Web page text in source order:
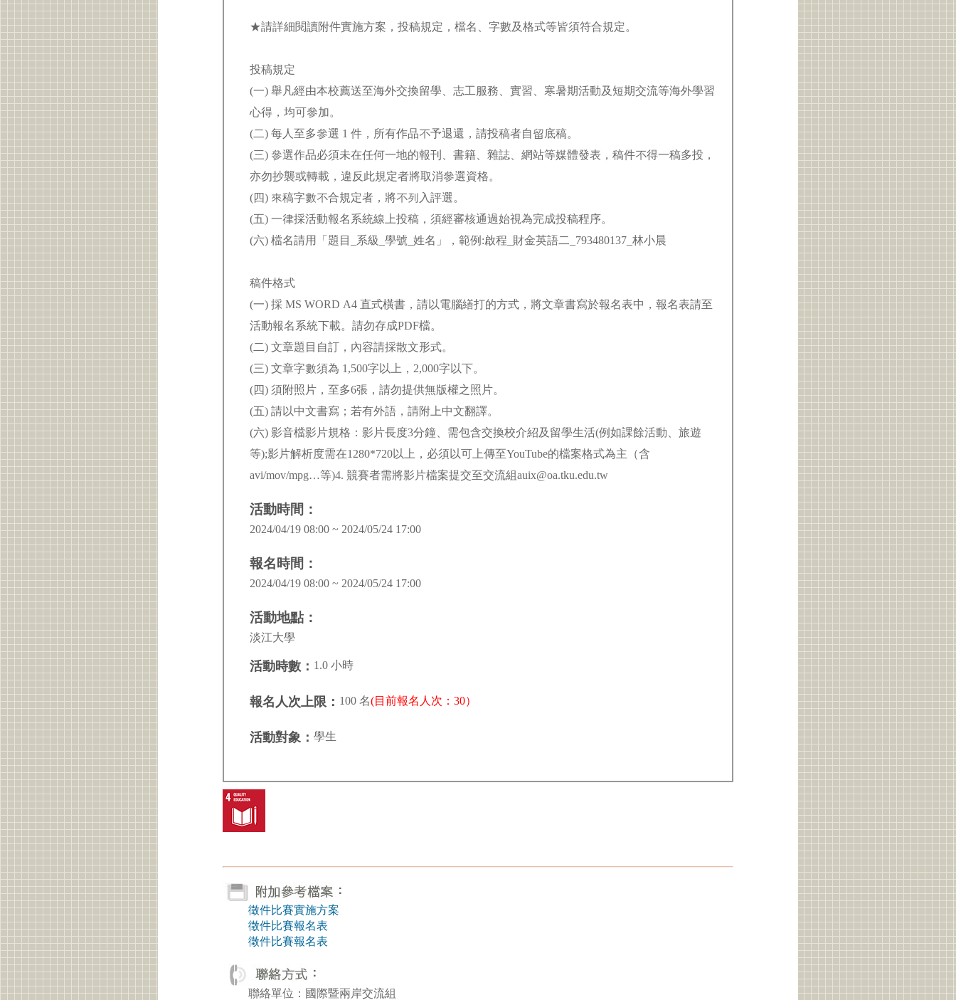
★請詳細閱讀附件實施方案，投稿規定，檔名、字數及格式等皆須符合規定。
投稿規定
(一) 舉凡經由本校薦送至海外交換留學、志工服務、實習、寒暑期活動及短期交流等海外學習
心得，均可參加。
(二) 每人至多參選 1 件，所有作品不予退還，請投稿者自留底稿。
(三) 參選作品必須未在任何一地的報刊、書籍、雜誌、網站等媒體發表，稿件不得一稿多投，
亦勿抄襲或轉載，違反此規定者將取消參選資格。
(四) 來稿字數不合規定者，將不列入評選。
(五) 一律採活動報名系統線上投稿，須經審核通過始視為完成投稿程序。
(六) 檔名請用「題目_系級_學號_姓名」，範例:啟程_財金英語二_793480137_林小晨
稿件格式
(一) 採 MS WORD A4 直式橫書，請以電腦繕打的方式，將文章書寫於報名表中，報名表請至
活動報名系統下載。請勿存成PDF檔。
(二) 文章題目自訂，內容請採散文形式。
(三) 文章字數須為 1,500字以上，2,000字以下。
(四) 須附照片，至多6張，請勿提供無版權之照片。
(五) 請以中文書寫；若有外語，請附上中文翻譯。
(六) 影音檔影片規格：影片長度3分鐘、需包含交換校介紹及留學生活(例如課餘活動、旅遊
等);影片解析度需在1280*720以上，必須以可上傳至YouTube的檔案格式為主（含
avi/mov/mpg…等)4. 競賽者需將影片檔案提交至交流組auix@oa.tku.edu.tw
活動時間：
2024/04/19 08:00 ~ 2024/05/24 17:00
報名時間：
2024/04/19 08:00 ~ 2024/05/24 17:00
活動地點：
淡江大學
活動時數： 1.0 小時
報名人次上限： 100 名(目前報名人次：30）
活動對象： 學生
徵件比賽實施方案
徵件比賽報名表
徵件比賽報名表
聯絡單位：國際暨兩岸交流組